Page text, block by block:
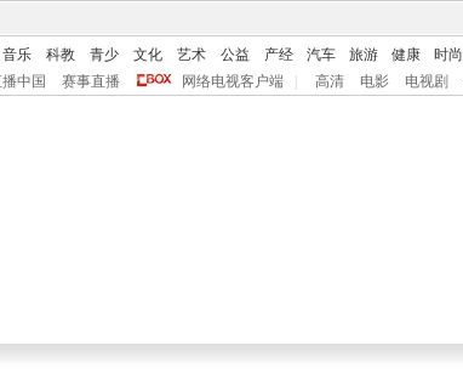
音乐 科教 青少 文化 艺术 公益 产经 汽车 旅游 健康 时尚
中国
赛事直播 网络电视客户端 高清 电影 电视剧